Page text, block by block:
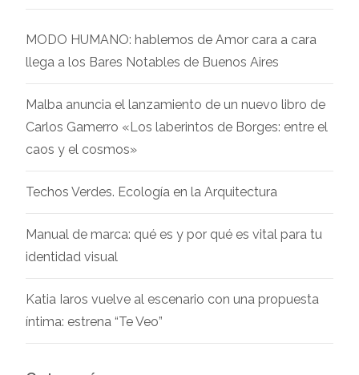
MODO HUMANO: hablemos de Amor cara a cara
llega a los Bares Notables de Buenos Aires
Malba anuncia el lanzamiento de un nuevo libro de
Carlos Gamerro «Los laberintos de Borges: entre el
caos y el cosmos»
Techos Verdes. Ecología en la Arquitectura
Manual de marca: qué es y por qué es vital para tu
identidad visual
Katia Iaros vuelve al escenario con una propuesta
íntima: estrena “Te Veo”